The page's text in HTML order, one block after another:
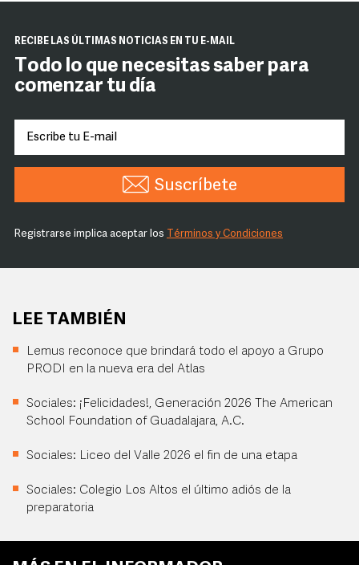
RECIBE LAS ÚLTIMAS NOTICIAS EN TU E-MAIL
Todo lo que necesitas saber para
comenzar tu día
Suscríbete
Registrarse implica aceptar los Términos y Condiciones
LEE TAMBIÉN
Lemus reconoce que brindará todo el apoyo a Grupo
PRODI en la nueva era del Atlas
Sociales: ¡Felicidades!, Generación 2026 The American
School Foundation of Guadalajara, A.C.
Sociales: Liceo del Valle 2026 el fin de una etapa
Sociales: Colegio Los Altos el último adiós de la
preparatoria